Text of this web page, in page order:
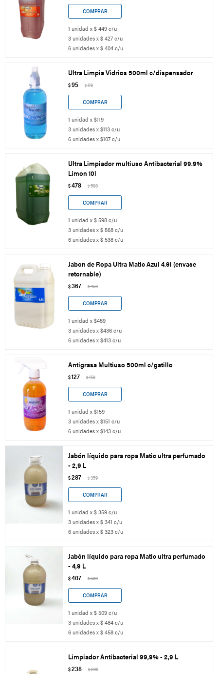
1 unidad x $ 449 c/u
3 unidades x $ 427 c/u
6 unidades x $ 404 c/u
Ultra Limpia Vidrios 500ml c/dispensador
$95 $119
1 unidad x $119
3 unidades x $113 c/u
6 unidades x $107 c/u
Ultra Limpiador multiuso Antibacterial 99.9%
Limon 10l
$478 $598
1 unidad x $ 598 c/u
3 unidades x $ 568 c/u
6 unidades x $ 538 c/u
Jabon de Ropa Ultra Matic Azul 4.9l (envase
retornable)
$367 $459
1 unidad x $459
3 unidades x $436 c/u
6 unidades x $413 c/u
Antigrasa Multiuso 500ml c/gatillo
$127 $159
1 unidad x $159
3 unidades x $151 c/u
6 unidades x $143 c/u
Jabón líquido para ropa Matic ultra perfumado
- 2,9 L
$287 $359
1 unidad x $ 359 c/u
3 unidades x $ 341 c/u
6 unidades x $ 323 c/u
Jabón líquido para ropa Matic ultra perfumado
- 4,9 L
$407 $509
1 unidad x $ 509 c/u
3 unidades x $ 484 c/u
6 unidades x $ 458 c/u
Limpiador Antibacterial 99,9% - 2,9 L
$238 $298